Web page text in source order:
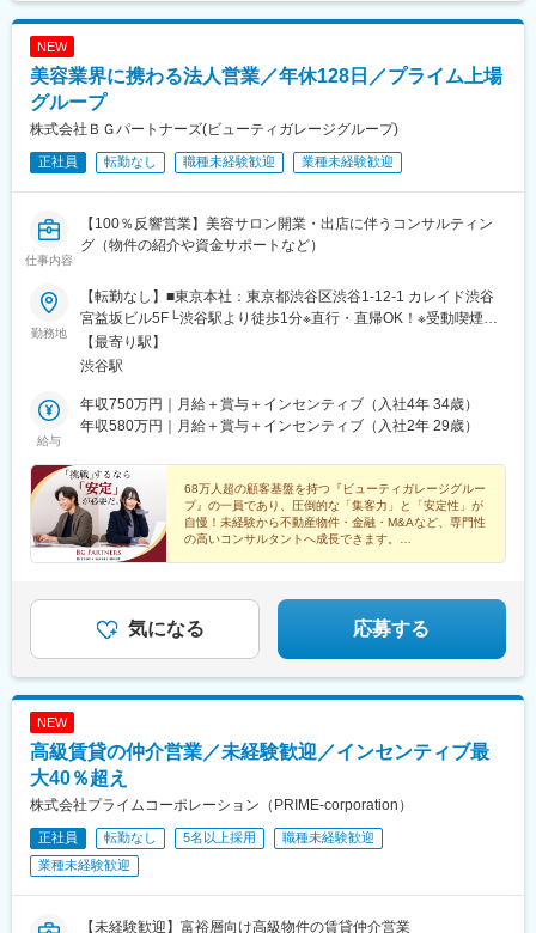
NEW
美容業界に携わる法人営業／年休128日／プライム上場
グループ
株式会社ＢＧパートナーズ(ビューティガレージグループ)
正社員 転勤なし 職種未経験歓迎 業種未経験歓迎
仕事内容
【100％反響営業】美容サロン開業・出店に伴うコンサルティン
グ（物件の紹介や資金サポートなど）
勤務地
【転勤なし】■東京本社：東京都渋谷区渋谷1-12-1 カレイド渋谷
宮益坂ビル5F└渋谷駅より徒歩1分※直行・直帰OK！※受動喫煙対
策あり：社内禁煙
【最寄り駅】
渋谷駅
給与
年収750万円｜月給＋賞与＋インセンティブ（入社4年 34歳）
年収580万円｜月給＋賞与＋インセンティブ（入社2年 29歳）
68万人超の顧客基盤を持つ『ビューティガレージグルー
プ』の一員であり、圧倒的な「集客力」と「安定性」が
自慢！未経験から不動産物件・金融・M&Aなど、専門性
の高いコンサルタントへ成長できます。
◎インセンティブ年4回
気になる 応募する
NEW
高級賃貸の仲介営業／未経験歓迎／インセンティブ最
大40％超え
株式会社プライムコーポレーション（PRIME-corporation）
正社員 転勤なし 5名以上採用
職種未経験歓迎
業種未経験歓迎
【未経験歓迎】富裕層向け高級物件の賃貸仲介営業